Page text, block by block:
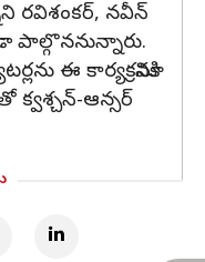
రవిశంకర్, నవీన్
పాల్గొననున్నారు.
ఈ కార్యక్రమానికి
ఆన్సర్